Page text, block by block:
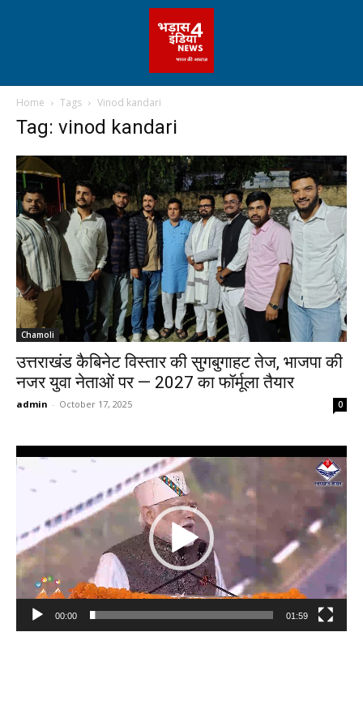
Home Tags Vinod kandari
Tag: vinod kandari
Chamoli
उत्तराखंड कैबिनेट विस्तार की सुगबुगाहट तेज, भाजपा की
नजर युवा नेताओं पर — 2027 का फॉर्मूला तैयार
admin - October 17, 2025 0
Player
00:00 01:59